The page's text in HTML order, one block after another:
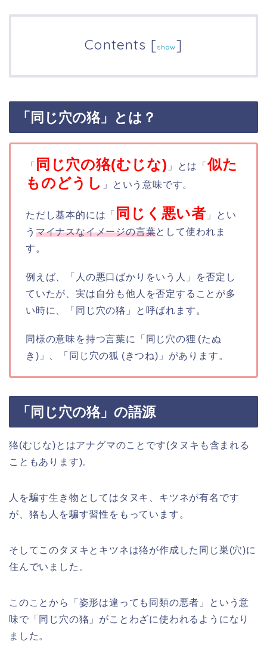
Contents [show]
「同じ穴の狢」とは？
「 同じ穴の狢(むじな) 」とは「似た
ものどうし 」という意味です。
ただし基本的には「 同じく悪い者 」とい
う マイナスなイメージの言葉として使われま
す。
例えば、「人の悪口ばかりをいう人」を否定し
ていたが、実は自分も他人を否定することが多
い時に、「同じ穴の狢」と呼ばれます。
同様の意味を持つ言葉に「同じ穴の狸 (たぬ
き)」、「同じ穴の狐 (きつね)」があります。
「同じ穴の狢」の語源
狢(むじな)とはアナグマのことです(タヌキも含まれる
こともあります)。
人を騙す生き物としてはタヌキ、キツネが有名です
が、狢も人を騙す習性をもっています。
そしてこのタヌキとキツネは狢が作成した同じ巣(穴)に
住んでいました。
このことから「姿形は違っても同類の悪者」という意
味で「同じ穴の狢」がことわざに使われるようになり
ました。